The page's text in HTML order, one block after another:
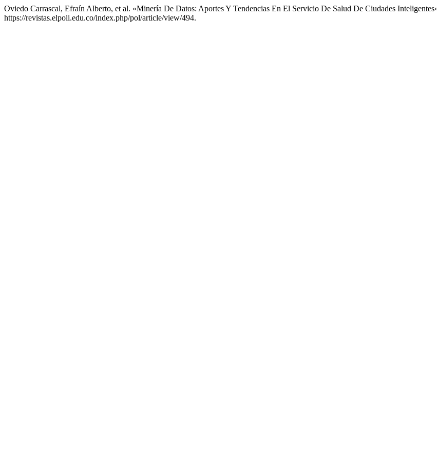
Oviedo Carrascal, Efraín Alberto, et al. «Minería De Datos: Aportes Y Tendencias En El Servicio De Salud De Ciudades
https://revistas.elpoli.edu.co/index.php/pol/article/view/494.